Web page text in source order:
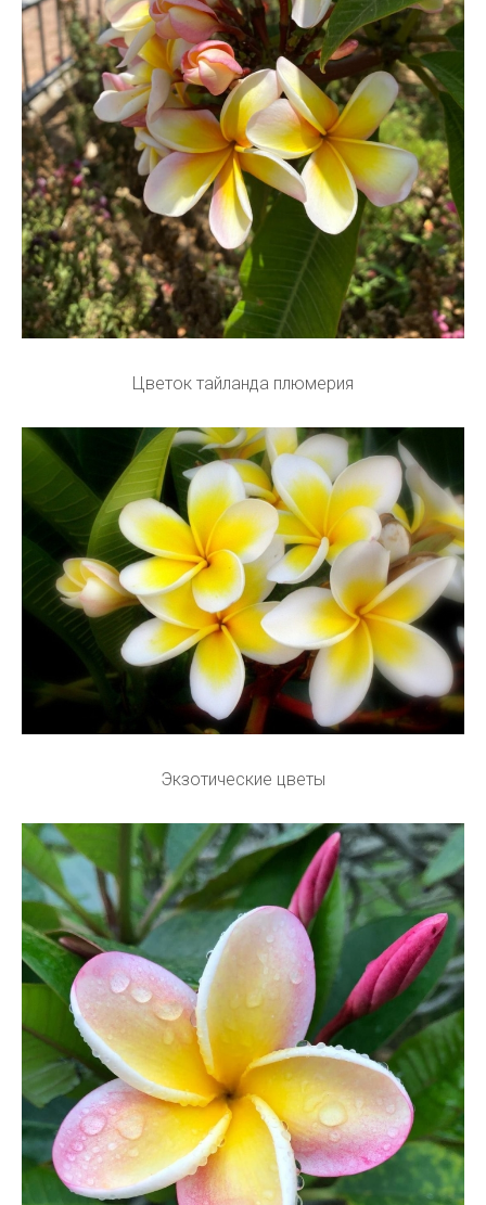
Цветок тайланда плюмерия
Экзотические цветы